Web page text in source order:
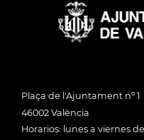
Plaça de l'Ajuntament nº 1
46002 València
Horarios: lunes a viernes